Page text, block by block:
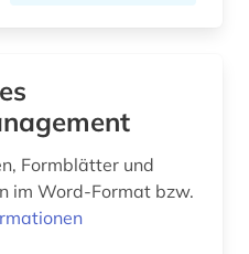
Formblätter und
im Word-Format bzw.